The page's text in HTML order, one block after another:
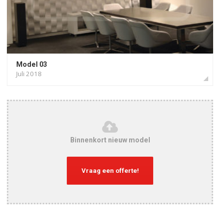
Model 03
Juli 2018
Binnenkort nieuw model
Vraag een offerte!